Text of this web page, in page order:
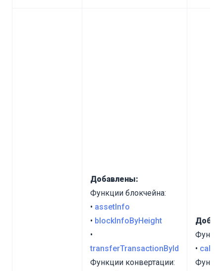
Добавлены:
Функции блокчейна:
• assetInfo
• blockInfoByHeight
•
transferTransactionById
Функции конвертации:
•